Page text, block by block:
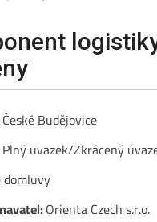
České Budějovice
Plný úvazek/Zkrácený
domluvy
Orienta Czech s.r.o.